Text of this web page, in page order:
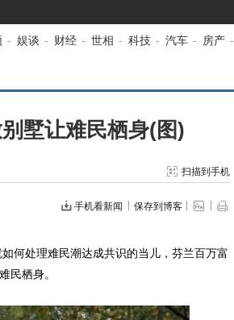
- 娱谈 - 财经 - 世相 - 科技 - 汽车 - 房产 -
墅让难民栖身(图)
扫描到手机
手机看新闻 保存到博客
处理难民潮达成共识的当儿，芬兰百万富
民栖身。